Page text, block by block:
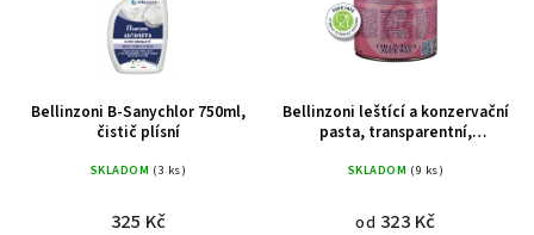
Bellinzoni B-Sanychlor 750ml,
čistič plísní
SKLADOM (3 ks)
325 Kč
Bellinzoni leštící a konzervační
pasta, transparentní,
SKLADOM (9 ks)
od 323 Kč